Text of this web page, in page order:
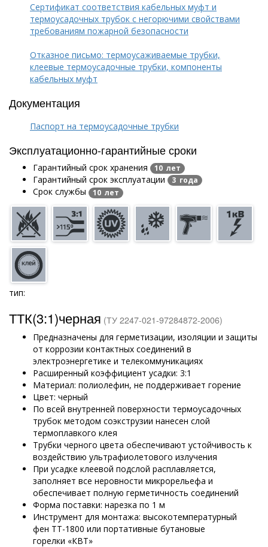
Сертификат соответствия кабельных муфт и
термоусадочных трубок с негорючими свойствами
требованиям пожарной безопасности
Отказное письмо: термоусаживаемые трубки,
клеевые термоусадочные трубки, компоненты
кабельных муфт
Документация
Паспорт на термоусадочные трубки
Эксплуатационно-гарантийные сроки
Гарантийный срок хранения 10 лет
Гарантийный срок эксплуатации 3 года
Срок службы 10 лет
тип:
ТТК(3:1)черная (ТУ 2247-021-97284872-2006)
Предназначены для герметизации, изоляции и защиты
от коррозии контактных соединений в
электроэнергетике и телекоммуникациях
Расширенный коэффициент усадки: 3:1
Материал: полиолефин, не поддерживает горение
Цвет: черный
По всей внутренней поверхности термоусадочных
трубок методом соэкструзии нанесен слой
термоплавкого клея
Трубки черного цвета обеспечивают устойчивость к
воздействию ультрафиолетового излучения
При усадке клеевой подслой расплавляется,
заполняет все неровности микрорельефа и
обеспечивает полную герметичность соединений
Форма поставки: нарезка по 1 м
Инструмент для монтажа: высокотемпературный
фен ТТ-1800 или портативные бутановые
горелки «КВТ»